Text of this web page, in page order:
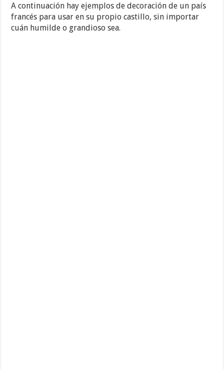
A continuación hay ejemplos de decoración de un país
francés para usar en su propio castillo, sin importar
cuán humilde o grandioso sea.